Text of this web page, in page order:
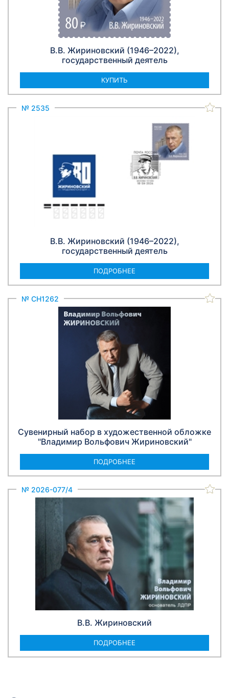
В.В. Жириновский (1946–2022),
государственный деятель
КУПИТЬ
№ 2535
В.В. Жириновский (1946–2022),
государственный деятель
ПОДРОБНЕЕ
№ СН1262
Сувенирный набор в художественной обложке
"Владимир Вольфович Жириновский"
ПОДРОБНЕЕ
№ 2026-077/4
В.В. Жириновский
ПОДРОБНЕЕ